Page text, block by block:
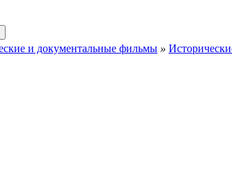
и документальные фильмы »